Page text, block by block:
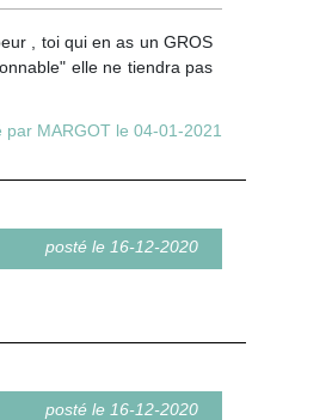
, toi qui en as un GROS
elle ne tiendra pas
par MARGOT le 04-01-2021
posté le 16-12-2020
posté le 16-12-2020